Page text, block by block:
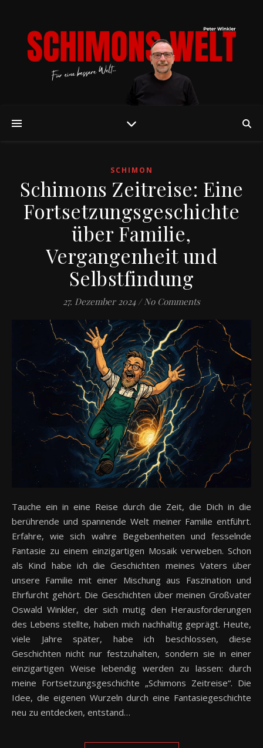
SCHIMON
Schimons Zeitreise: Eine
Fortsetzungsgeschichte
über Familie,
Vergangenheit und
Selbstfindung
27. Dezember 2024 / No Comments
Tauche ein in eine Reise durch die Zeit, die Dich in die
berührende und spannende Welt meiner Familie entführt.
Erfahre, wie sich wahre Begebenheiten und fesselnde
Fantasie zu einem einzigartigen Mosaik verweben. Schon
als Kind habe ich die Geschichten meines Vaters über
unsere Familie mit einer Mischung aus Faszination und
Ehrfurcht gehört. Die Geschichten über meinen Großvater
Oswald Winkler, der sich mutig den Herausforderungen
des Lebens stellte, haben mich nachhaltig geprägt. Heute,
viele Jahre später, habe ich beschlossen, diese
Geschichten nicht nur festzuhalten, sondern sie in einer
einzigartigen Weise lebendig werden zu lassen: durch
meine Fortsetzungsgeschichte „Schimons Zeitreise“. Die
Idee, die eigenen Wurzeln durch eine Fantasiegeschichte
neu zu entdecken, entstand…